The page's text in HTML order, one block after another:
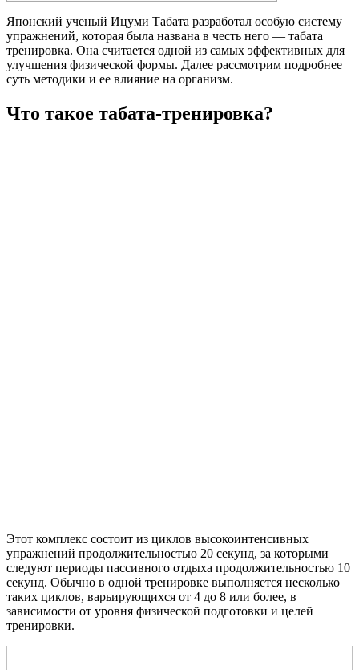
Японский ученый Ицуми Табата разработал особую систему
упражнений, которая была названа в честь него — табата
тренировка. Она считается одной из самых эффективных для
улучшения физической формы. Далее рассмотрим подробнее
суть методики и ее влияние на организм.
Что такое табата-тренировка?
Этот комплекс состоит из циклов высокоинтенсивных
упражнений продолжительностью 20 секунд, за которыми
следуют периоды пассивного отдыха продолжительностью 10
секунд. Обычно в одной тренировке выполняется несколько
таких циклов, варьирующихся от 4 до 8 или более, в
зависимости от уровня физической подготовки и целей
тренировки.